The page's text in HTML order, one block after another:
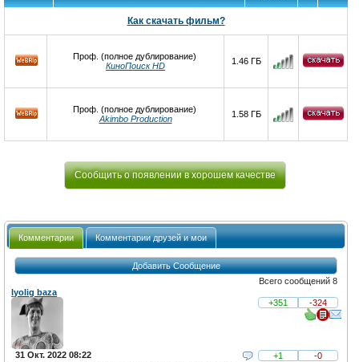
Как скачать фильм?
Проф. (полное дублирование)
КиноПоиск HD
1.46 ГБ
Проф. (полное дублирование)
Akimbo Production
1.58 ГБ
Сообщить о появлении в хорошем качестве
Комментарии Комментарии друзей и мои
Добавить Сообщение
Всего сообщений 8
lyolig baza
+351
-324
31 Окт. 2022 08:22 +1 -0